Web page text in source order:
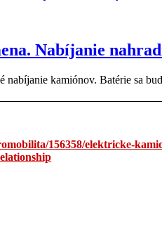
Nabíjanie
kamiónov. Batérie sa
156358/elektricke-